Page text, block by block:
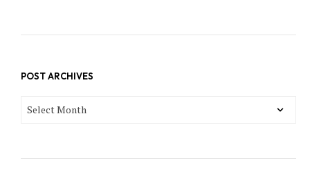
POST ARCHIVES
POST